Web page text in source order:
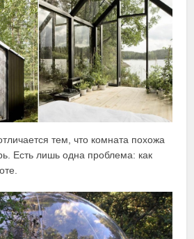
тем, что комната похожа
Есть лишь одна проблема: как